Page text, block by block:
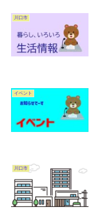
川口市
イベント
川口市